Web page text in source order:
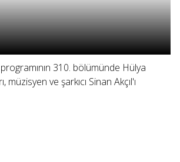
310. bölümünde Hülya
müzisyen ve şarkıcı Sinan Akçıl'ı